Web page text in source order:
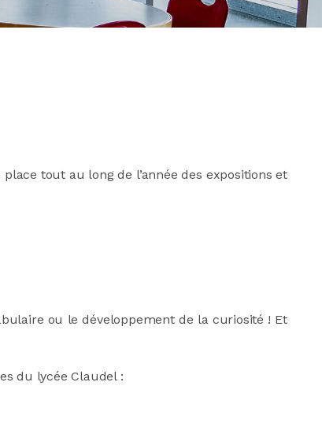
tout au long de l’année des expositions et
ou le développement de la curiosité ! Et
du lycée Claudel :